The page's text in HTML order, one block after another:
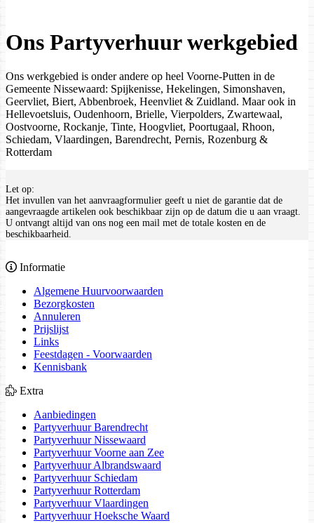
Ons Partyverhuur werkgebied
Ons werkgebied is onder andere op heel Voorne-Putten in de
Gemeente Nissewaard: Spijkenisse, Hekelingen, Simonshaven,
Geervliet, Biert, Abbenbroek, Heenvliet & Zuidland. Maar ook in
Hellevoetsluis, Oudenhoorn, Brielle, Vierpolders, Zwartewaal,
Oostvoorne, Rockanje, Tinte, Hoogvliet, Poortugaal, Rhoon,
Schiedam, Vlaardingen, Barendrecht, Pernis, Rozenburg &
Rotterdam
Let op:
Het invullen van het aanvraagformulier geeft u niet de garantie dat de
aangevraagde artikelen ook beschikbaar zijn op de datum die u aan vraagt.
U ontvangt altijd van ons nog een mail met de totale kosten en de
beschikbaarheid.
Informatie
Algemene Huurvoorwaarden
Bezorgkosten
Annuleren
Prijslijst
Links
Feestdagen - Voorwaarden
Kennisbank
Extra
Aanbiedingen
Partyverhuur Barendrecht
Partyverhuur Nissewaard
Partyverhuur Voorne aan Zee
Partyverhuur Albrandswaard
Partyverhuur Schiedam
Partyverhuur Rotterdam
Partyverhuur Vlaardingen
Partyverhuur Hoeksche Waard